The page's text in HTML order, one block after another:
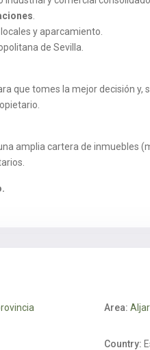
y aparcamiento.
de Sevilla.
que tomes la mejor decisión y,
amplia cartera de inmuebles
Area:
Country: